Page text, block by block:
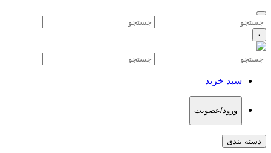
۰
سبد خرید
ورود/عضویت
دسته بندی